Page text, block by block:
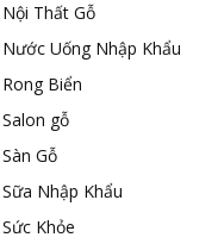
Nội Thất Gỗ
Nước Uống Nhập Khẩu
Rong Biển
Salon gỗ
Sàn Gỗ
Sữa Nhập Khẩu
Sức Khỏe